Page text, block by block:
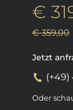
€
€ 359,00
Jetzt
(+49)
Oder